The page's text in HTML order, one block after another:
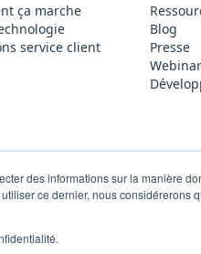
des informations sur la manière
ce dernier, nous considérerons
ça marche
service client
Blog
Presse